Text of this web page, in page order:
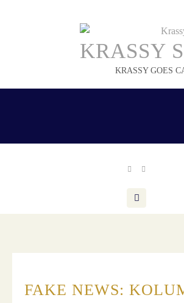
KRASSY
KRASSY GOES
FAKE NEWS: